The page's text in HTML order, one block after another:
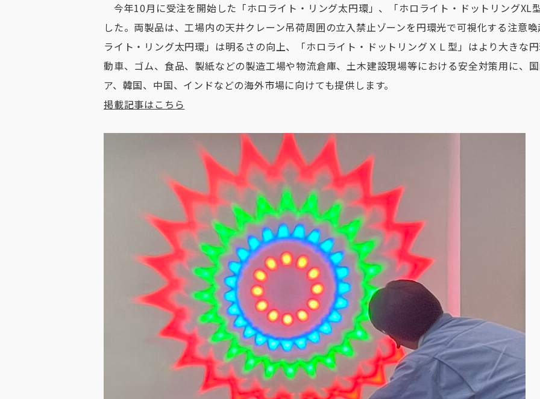
今年10月に受注を開始した「ホロライト・リング太円環」、「ホロライト・ドットリングXL
した。両製品は、工場内の天井クレーン吊荷周囲の立入禁止ゾーンを円環光で可視化する注意
ライト・リング太円環」は明るさの向上、「ホロライト・ドットリングＸＬ型」はより大きな
動車、ゴム、食品、製紙などの製造工場や物流倉庫、土木建設現場等における安全対策用に、
ア、韓国、中国、インドなどの海外市場に向けても提供します。
掲載記事はこちら